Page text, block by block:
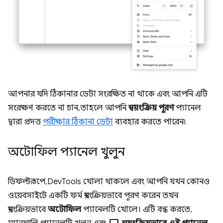
আপনার যদি ঠিকানার ডেটা সংরক্ষিত না থাকে এবং আপনি এটি
সংরক্ষণ করতে না চান, তাহলে আপনিস্বয়ংক্রিয় পূরণপ্যানেল
দ্বারা প্রদত্ত পরীক্ষার ঠিকানা ডেটাব্যবহার করতে পারেন৷
অটোফিল প্যানেল খুলুন
ডিফল্টরূপে, DevTools খোলা থাকলে এবং আপনি যখন কোনও
ওয়েবসাইটে একটি ফর্ম স্বয়ংক্রিয়ভাবে পূরণ করেন তখন
স্বয়ংক্রিয়ভাবেঅটোফিলপ্যানেলটি খোলে। এটি বন্ধ করতে,